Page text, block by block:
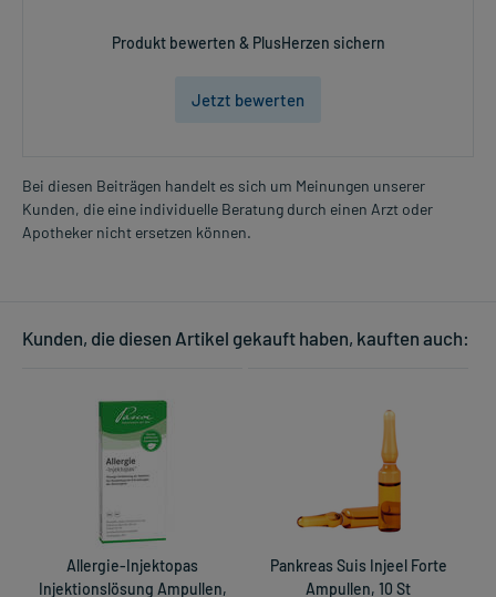
Produkt bewerten & PlusHerzen sichern
Jetzt bewerten
Bei diesen Beiträgen handelt es sich um Meinungen unserer
Kunden, die eine individuelle Beratung durch einen Arzt oder
Apotheker nicht ersetzen können.
Kunden, die diesen Artikel gekauft haben, kauften auch:
Allergie-Injektopas
Injektionslösung Ampullen,
Pankreas Suis Injeel Forte
Ampullen, 10 St